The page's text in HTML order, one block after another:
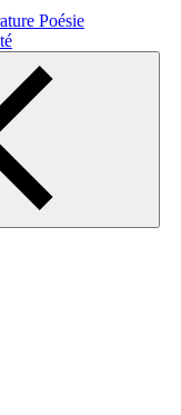
Poésie